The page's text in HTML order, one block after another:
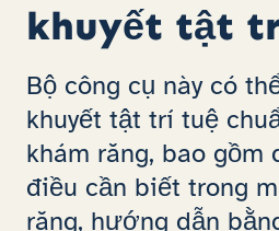
khuyết tật
Bộ công cụ này có
khuyết tật trí tuệ
khám răng, bao gồm
điều cần biết trong
răng, hướng dẫn